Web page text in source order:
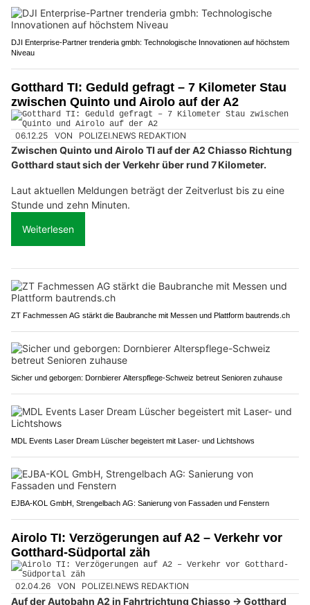
DJI Enterprise-Partner trenderia gmbh: Technologische Innovationen auf höchstem
Niveau
Gotthard TI: Geduld gefragt – 7 Kilometer Stau
zwischen Quinto und Airolo auf der A2
06.12.25 VON POLIZEI.NEWS REDAKTION
Zwischen Quinto und Airolo TI auf der A2 Chiasso Richtung
Gotthard staut sich der Verkehr über rund 7 Kilometer.
Laut aktuellen Meldungen beträgt der Zeitverlust bis zu eine
Stunde und zehn Minuten.
Weiterlesen
ZT Fachmessen AG stärkt die Baubranche mit Messen und Plattform bautrends.ch
Sicher und geborgen: Dornbierer Alterspflege-Schweiz betreut Senioren zuhause
MDL Events Laser Dream Lüscher begeistert mit Laser- und Lichtshows
EJBA-KOL GmbH, Strengelbach AG: Sanierung von Fassaden und Fenstern
Airolo TI: Verzögerungen auf A2 – Verkehr vor
Gotthard-Südportal zäh
02.04.26 VON POLIZEI.NEWS REDAKTION
Auf der Autobahn A2 in Fahrtrichtung Chiasso → Gotthard